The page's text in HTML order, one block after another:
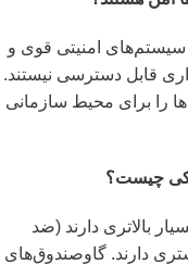
سیستم‌های امنیتی قوی و
قابل دسترسی نیستند.
را برای محیط سازمانی
بالاتری دارند (ضد
دارند. گاوصندوق‌های